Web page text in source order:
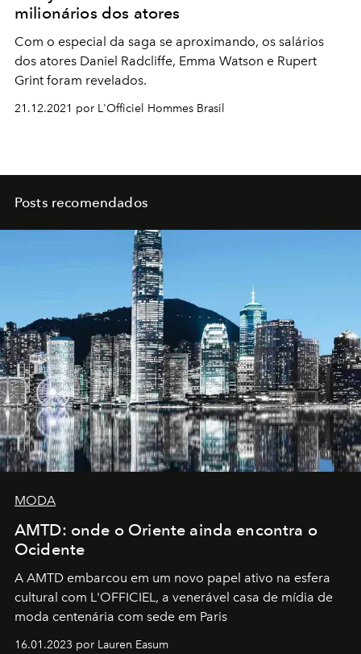
milionários dos atores
Com o especial da saga se aproximando, os salários
dos atores Daniel Radcliffe, Emma Watson e Rupert
Grint foram revelados.
21.12.2021 por L'Officiel Hommes Brasil
Posts recomendados
MODA
AMTD: onde o Oriente ainda encontra o
Ocidente
A AMTD embarcou em um novo papel ativo na esfera
cultural com L'OFFICIEL, a venerável casa de mídia de
moda centenária com sede em Paris
16.01.2023 por Lauren Easum